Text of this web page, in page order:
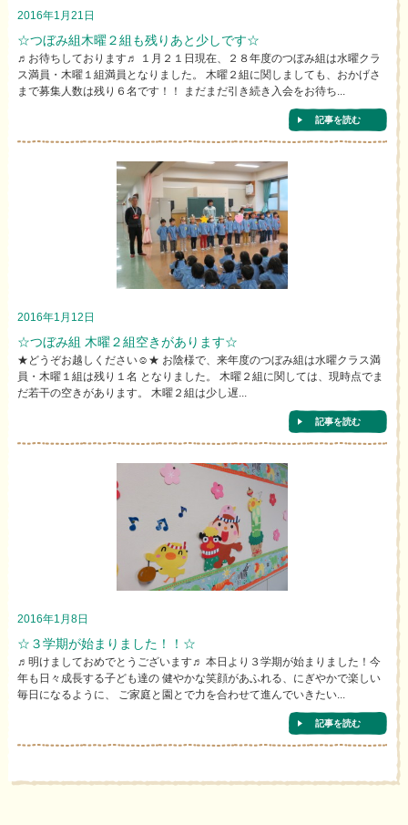
2016年1月21日
☆つぼみ組木曜２組も残りあと少しです☆
♬お待ちしております♬ １月２１日現在、２８年度のつぼみ組は水曜クラ
ス満員・木曜１組満員となりました。 木曜２組に関しましても、おかげさ
まで募集人数は残り６名です！！ まだまだ引き続き入会をお待ち...
記事を読む
2016年1月12日
☆つぼみ組 木曜２組空きがあります☆
★どうぞお越しください☺★ お陰様で、来年度のつぼみ組は水曜クラス満
員・木曜１組は残り１名 となりました。 木曜２組に関しては、現時点でま
だ若干の空きがあります。 木曜２組は少し遅...
記事を読む
2016年1月8日
☆３学期が始まりました！！☆
♬明けましておめでとうございます♬ 本日より３学期が始まりました！今
年も日々成長する子ども達の 健やかな笑顔があふれる、にぎやかで楽しい
毎日になるように、 ご家庭と園とで力を合わせて進んでいきたい...
記事を読む